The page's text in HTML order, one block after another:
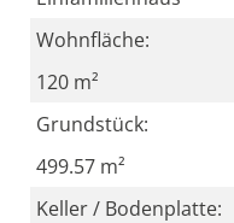
Wohnfläche:
120 m²
Grundstück:
499.57 m²
Keller / Bodenplatte: